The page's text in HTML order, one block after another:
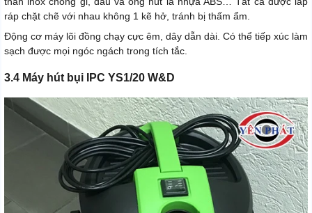
ráp chặt chẽ với nhau không 1 kẽ hở, tránh bị thấm ẩm.
Động cơ máy lõi đồng chạy cực êm, dây dẫn dài. Có thể tiếp xúc làm
sạch được mọi ngóc ngách trong tích tắc.
3.4 Máy hút bụi IPC YS1/20 W&D